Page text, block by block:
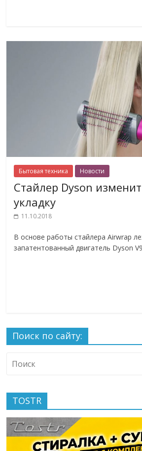
Бытовая техника Новости
Стайлер Dyson
укладку
11.10.2018
В основе работы стайлера Airwrap
запатентованный двигатель Dyson
Поиск по сайту:
TOSTR